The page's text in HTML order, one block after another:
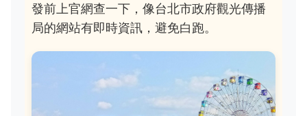
發前上官網查一下，像台北市政府觀光傳播
局的網站有即時資訊，避免白跑。